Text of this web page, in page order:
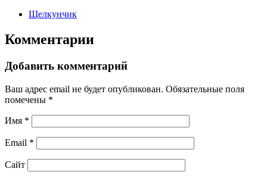
Щелкунчик
Комментарии
Добавить комментарий
Ваш адрес email не будет опубликован. Обязательные поля
помечены *
Имя *
Email *
Сайт